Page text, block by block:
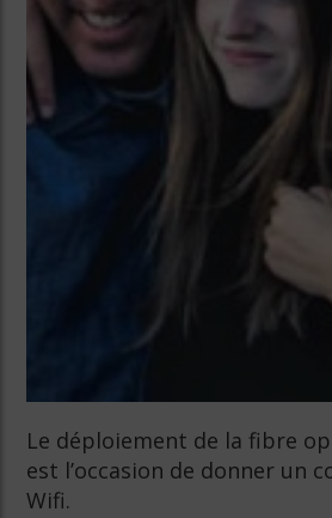
Le déploiement de la fibre
est l’occasion de donner un
Wifi.